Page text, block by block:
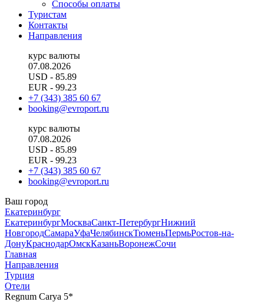
Способы оплаты
Туристам
Контакты
Направления
курс валюты
07.08.2026
USD - 85.89
EUR - 99.23
+7 (343) 385 60 67
booking@evroport.ru
курс валюты
07.08.2026
USD - 85.89
EUR - 99.23
+7 (343) 385 60 67
booking@evroport.ru
Ваш город
Екатеринбург
ЕкатеринбургМоскваСанкт-ПетербургНижний
НовгородСамараУфаЧелябинскТюменьПермьРостов-на-
ДонуКраснодарОмскКазаньВоронежСочи
Главная
Направления
Турция
Отели
Regnum Carya 5*